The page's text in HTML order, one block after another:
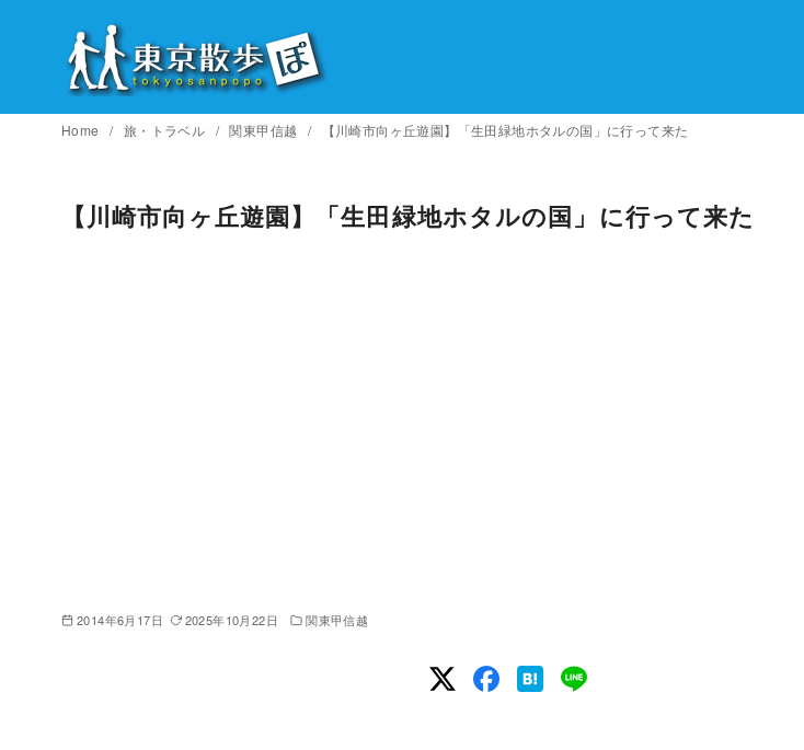
Home 旅・トラベル 関東甲信越 【川崎市向ヶ丘遊園】「生田緑地ホタルの国」に行って来た
【川崎市向ヶ丘遊園】「生田緑地ホタルの国」に行って来た
2014年6月17日 2025年10月22日 関東甲信越